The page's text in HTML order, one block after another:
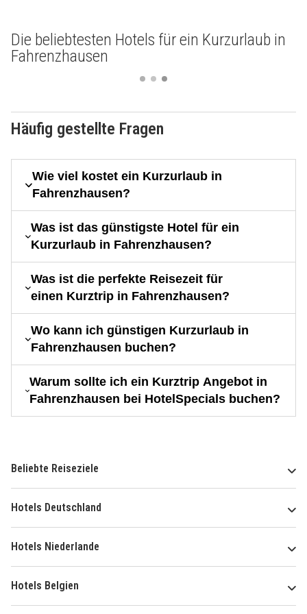
Die beliebtesten Hotels für ein Kurzurlaub in
Fahrenzhausen
Häufig gestellte Fragen
Wie viel kostet ein Kurzurlaub in
Fahrenzhausen?
Was ist das günstigste Hotel für ein
Kurzurlaub in Fahrenzhausen?
Was ist die perfekte Reisezeit für
einen Kurztrip in Fahrenzhausen?
Wo kann ich günstigen Kurzurlaub in
Fahrenzhausen buchen?
Warum sollte ich ein Kurztrip Angebot in
Fahrenzhausen bei HotelSpecials buchen?
Beliebte Reiseziele
Hotels Deutschland
Hotels Niederlande
Hotels Belgien